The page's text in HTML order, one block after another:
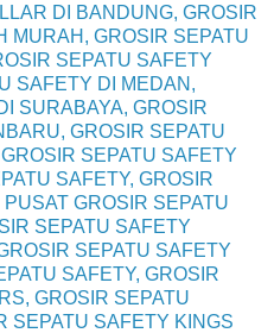
DI BANDUNG, GROSIR
MURAH, GROSIR SEPATU
SEPATU SAFETY
SAFETY DI MEDAN,
SURABAYA, GROSIR
GROSIR SEPATU
SEPATU SAFETY
SAFETY, GROSIR
GROSIR SEPATU
SEPATU SAFETY
SEPATU SAFETY
SAFETY, GROSIR
GROSIR SEPATU
SEPATU SAFETY KINGS